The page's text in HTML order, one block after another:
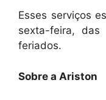
Esses serviços
sexta-feira,
feriados.
Sobre a Ariston